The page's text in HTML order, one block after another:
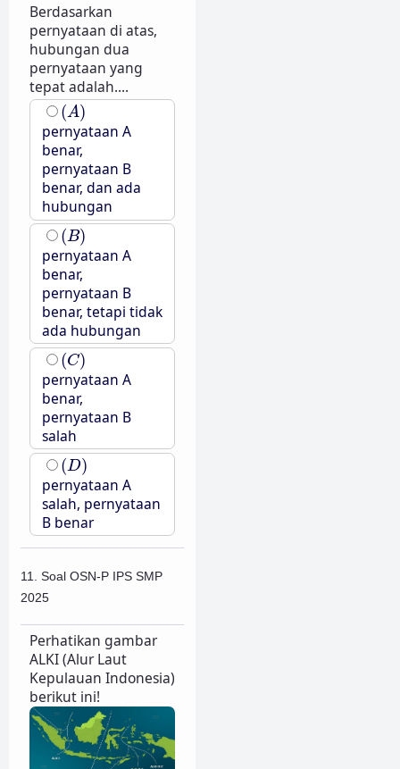
Berdasarkan
pernyataan di atas,
hubungan dua
pernyataan yang
tepat adalah....
(A)
(A)
pernyataan A
benar,
pernyataan B
benar, dan ada
hubungan
(B)
(B)
pernyataan A
benar,
pernyataan B
benar, tetapi tidak
ada hubungan
(C)
(C)
pernyataan A
benar,
pernyataan B
salah
(D)
(D)
pernyataan A
salah, pernyataan
B benar
11. Soal OSN-P IPS SMP
2025
Perhatikan gambar
ALKI (Alur Laut
Kepulauan Indonesia)
berikut ini!